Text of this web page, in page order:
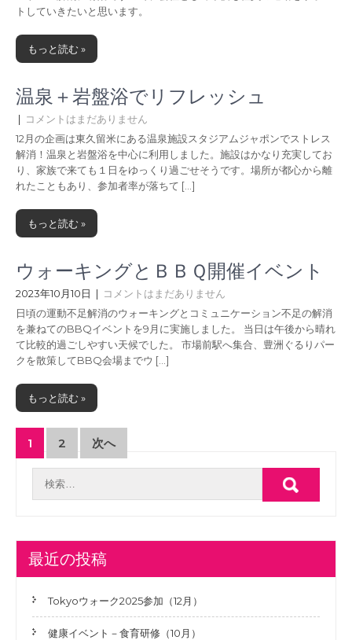
トしていきたいと思います。
もっと読む »
温泉＋岩盤浴でリフレッシュ
| コメントはまだありません
12月の企画は東久留米にある温泉施設スタジアムジャポンでストレス
解消！温泉と岩盤浴を中心に利用しました。施設はかなり充実してお
り、家族で来ても１日をゆっくり過ごせそうです。場所が都心から離
れたこともあり、参加者率が落ちて […]
もっと読む »
ウォーキングとＢＢＱ開催イベント
2023年10月10日 | コメントはまだありません
日頃の運動不足解消のウォーキングとコミュニケーション不足の解消
を兼ねてのBBQイベントを9月に実施しました。 当日は午後から晴れ
て比較的過ごしやすい天候でした。 市場前駅へ集合、豊洲ぐるりパー
クを散策してBBQ会場までウ […]
もっと読む »
投
稿
の
ー
ジ
り
1 2 次へ
最近の投稿
Tokyoウォーク2025参加（12月）
健康イベント－食育研修（10月）